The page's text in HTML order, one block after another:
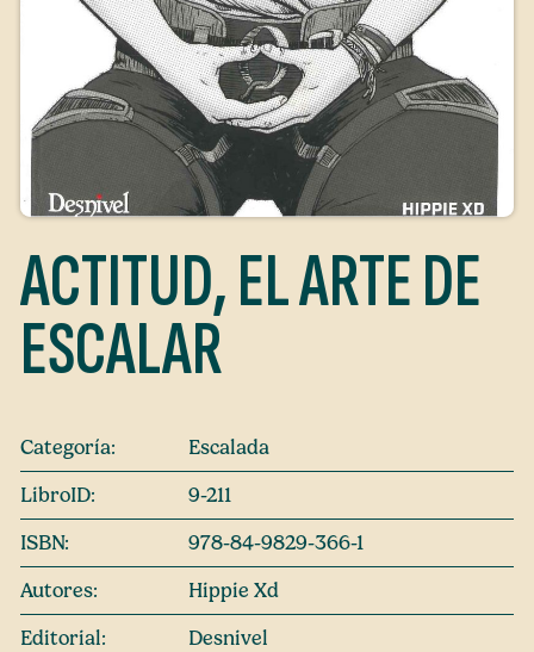
ACTITUD, EL ARTE DE
ESCALAR
Categoría:
Escalada
LibroID:
9-211
ISBN:
978-84-9829-366-1
Autores:
Hippie Xd
Editorial:
Desnivel